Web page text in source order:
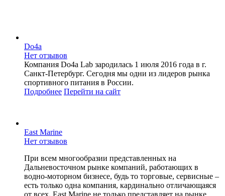
Do4a
Нет отзывов
Компания Do4a Lab зародилась 1 июля 2016 года в г.
Санкт-Петербург. Сегодня мы одни из лидеров рынка
спортивного питания в России.
Подробнее Перейти на сайт
East Marine
Нет отзывов
При всем многообразии представленных на
Дальневосточном рынке компаний, работающих в
водно-моторном бизнесе, будь то торговые, сервисные –
есть только одна компания, кардинально отличающаяся
от всех. East Marine не только представляет на рынке